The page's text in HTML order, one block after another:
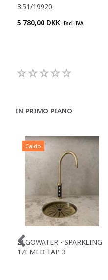
3.51/19920
5.780,00 DKK Escl. IVA
IN PRIMO PIANO
Caldo
ZEGOWATER - SPARKLING
17I MED TAP 3